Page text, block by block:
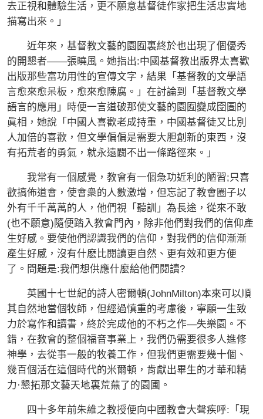
去正視和體驗生活，更不願意基督徒作家把生活忠實地
描寫出來。」
近年來，基督教文藝的園囿裏終於也出現了個優秀
的開懇者——張曉風。她指出:中國基督教出版界太喜歡
出版那些富功用性的宣傳文字，結果「基督教的文學語
言愈來愈呆板，愈來愈陳腐。」在討論到「基督教文學
語言的應用」時便一言道破那使文藝的園囿變成囹圄的
眞相，她說「中國人喜歡老成持重，中國基督徒又比別
人加倍的喜歡，但文學偏偏是需要大胆創新的東西，沒
有拓荒者的勇氣，就永遠闢不出一條路徑來。」
我常有一個感覺，教會有一個急功近利的陋習;只喜
歡搞佈道會，使會衆的人數激增，但忘記了教會圈子以
外有千千萬萬的人，他們視「聽訓」為長途，從來不敢
(也不願意)隨便踏入教會門內，除非他們對我們的信仰產
生好感。要使他們認識我們的信仰，對我們的信仰漸漸
產生好感，沒有什麽比閱讀更自然、更有效和更方便
了。問題是:我們想供應什麼給他們閱讀?
英國十七世紀的詩人密爾頓(JohnMilton)本來可以順
其自然地當個牧師，但經過慎重的考慮後，寧願一生致
力於寫作和讀書，終於完成他的不朽之作—失樂園。不
錯，在教會的整個福音事業上，我們仍需要很多人進修
神學，去從事一般的牧養工作，但我們更需要幾十個、
幾百個活在這個時代的米爾頓，肯獻出畢生的才華和精
力·懇拓那文藝天地裏荒蕪了的園圃。
四十多年前朱維之教授便向中國教會大聲疾呼:「現